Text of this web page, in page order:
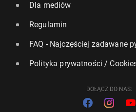
Dla mediów
Regulamin
FAQ - Najczęściej zadawane
Polityka prywatności /
DOŁĄCZ DO NAS: